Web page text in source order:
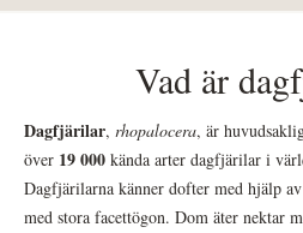
Vad är
Dagfjärilar, rhopalocera, är
över 19 000 kända arter dagfjärilar i
Dagfjärilarna känner dofter med hjälp
med stora facettögon. Dom äter nektar